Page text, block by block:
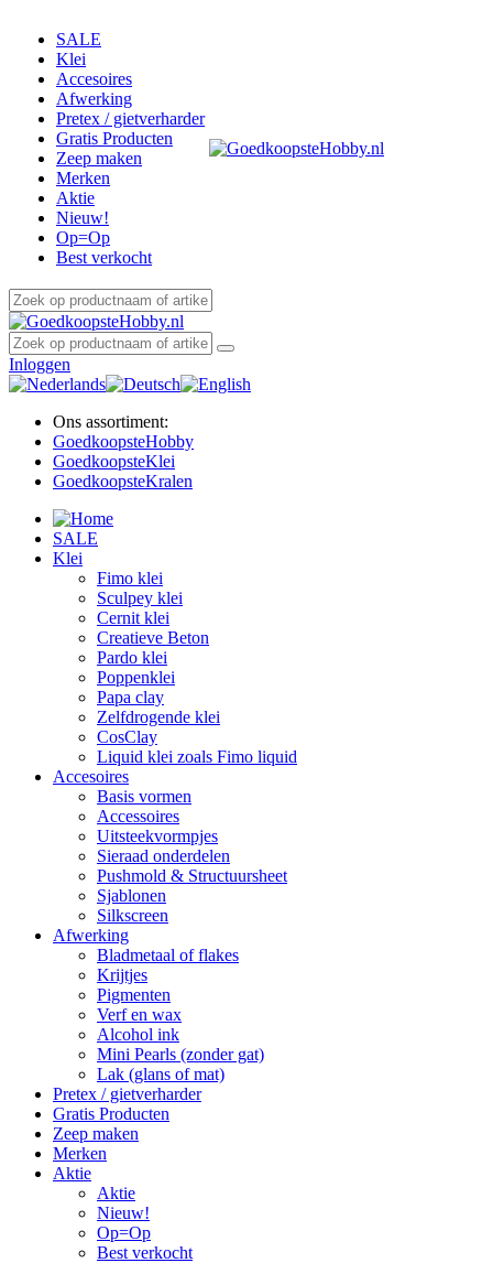
SALE
Klei
Accesoires
Afwerking
Pretex / gietverharder
Gratis Producten
Zeep maken
Merken
Aktie
Nieuw!
Op=Op
Best verkocht
Inloggen
Ons assortiment:
GoedkoopsteHobby
GoedkoopsteKlei
GoedkoopsteKralen
SALE
Klei
Fimo klei
Sculpey klei
Cernit klei
Creatieve Beton
Pardo klei
Poppenklei
Papa clay
Zelfdrogende klei
CosClay
Liquid klei zoals Fimo liquid
Accesoires
Basis vormen
Accessoires
Uitsteekvormpjes
Sieraad onderdelen
Pushmold & Structuursheet
Sjablonen
Silkscreen
Afwerking
Bladmetaal of flakes
Krijtjes
Pigmenten
Verf en wax
Alcohol ink
Mini Pearls (zonder gat)
Lak (glans of mat)
Pretex / gietverharder
Gratis Producten
Zeep maken
Merken
Aktie
Aktie
Nieuw!
Op=Op
Best verkocht